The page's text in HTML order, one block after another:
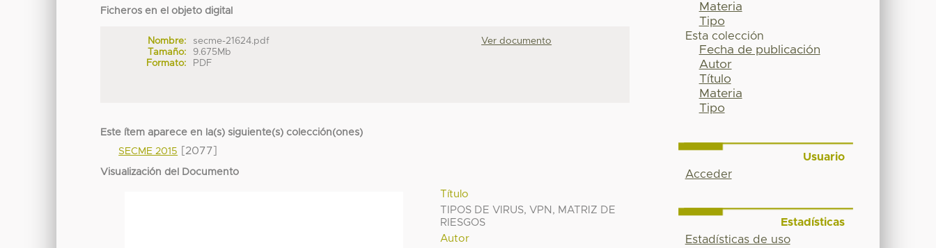
Ficheros en el objeto digital
Nombre:
secme-21624.pdf
Tamaño:
9.675Mb
Formato:
PDF
Ver documento
Este ítem aparece en la(s) siguiente(s) colección(ones)
SECME 2015
[2077]
Visualización del Documento
Título
TIPOS DE VIRUS, VPN, MATRIZ DE
RIESGOS
Autor
Materia
Tipo
Esta colección
Fecha de publicación
Autor
Título
Materia
Tipo
Usuario
Acceder
Estadísticas
Estadísticas de uso